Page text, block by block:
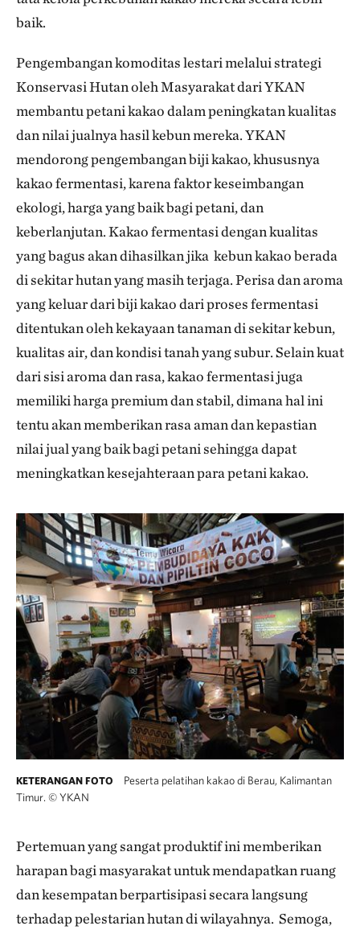
baik.
Pengembangan komoditas lestari melalui strategi
Konservasi Hutan oleh Masyarakat dari YKAN
membantu petani kakao dalam peningkatan kualitas
dan nilai jualnya hasil kebun mereka. YKAN
mendorong pengembangan biji kakao, khususnya
kakao fermentasi, karena faktor keseimbangan
ekologi, harga yang baik bagi petani, dan
keberlanjutan. Kakao fermentasi dengan kualitas
yang bagus akan dihasilkan jika kebun kakao berada
di sekitar hutan yang masih terjaga. Perisa dan aroma
yang keluar dari biji kakao dari proses fermentasi
ditentukan oleh kekayaan tanaman di sekitar kebun,
kualitas air, dan kondisi tanah yang subur. Selain kuat
dari sisi aroma dan rasa, kakao fermentasi juga
memiliki harga premium dan stabil, dimana hal ini
tentu akan memberikan rasa aman dan kepastian
nilai jual yang baik bagi petani sehingga dapat
meningkatkan kesejahteraan para petani kakao.
KETERANGAN FOTO
Peserta pelatihan kakao di Berau, Kalimantan
Timur. ©YKAN
Pertemuan yang sangat produktif ini memberikan
harapan bagi masyarakat untuk mendapatkan ruang
dan kesempatan berpartisipasi secara langsung
terhadap pelestarian hutan di wilayahnya. Semoga,